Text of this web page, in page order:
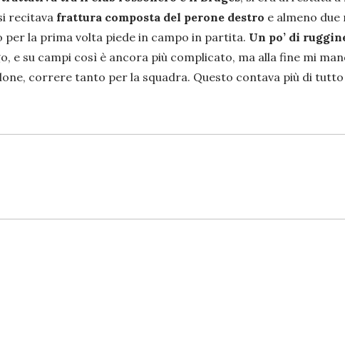
recitava frattura composta del perone destro e almeno
la prima volta piede in campo in partita. Un po’ di
su campi così è ancora più complicato, ma alla fine mi
correre tanto per la squadra. Questo contava più di